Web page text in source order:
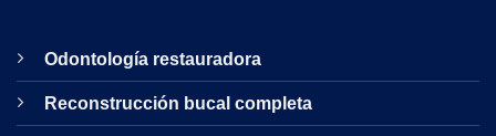
Odontología restauradora
Reconstrucción bucal completa